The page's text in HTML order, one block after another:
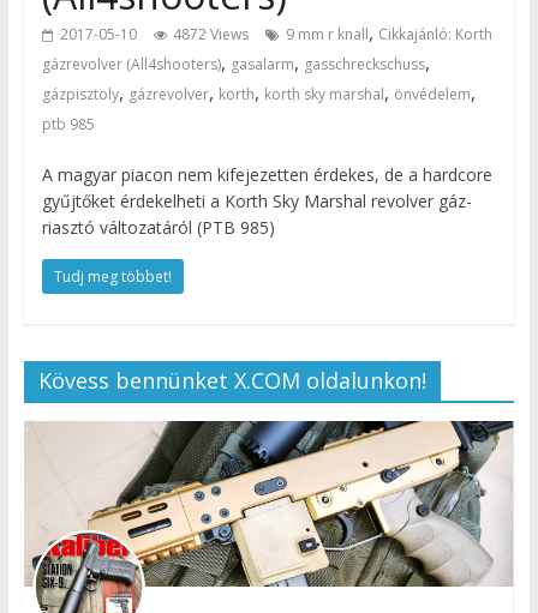
2017-05-10 4872 Views 9 mm r knall, Cikkajánló: Korth
gázrevolver (All4shooters), gasalarm, gasschreckschuss,
gázpisztoly, gázrevolver, korth, korth sky marshal, önvédelem,
ptb 985
A magyar piacon nem kifejezetten érdekes, de a hardcore
gyűjtőket érdekelheti a Korth Sky Marshal revolver gáz-
riasztó változatáról (PTB 985)
Tudj meg többet!
Kövess bennünket X.COM oldalunkon!